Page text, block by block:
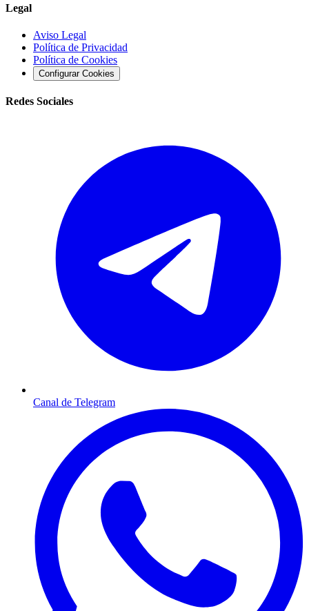
Legal
Aviso Legal
Política de Privacidad
Política de Cookies
Configurar Cookies
Redes Sociales
Canal de Telegram